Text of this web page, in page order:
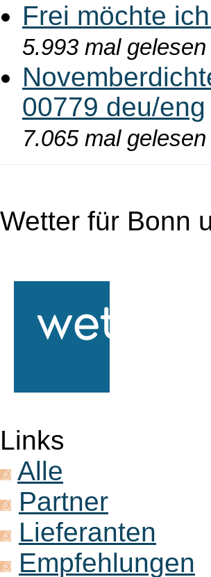
Frei möchte
5.993 mal gelesen
00779 deu/eng
7.065 mal gelesen
Wetter für Bonn
Links
Alle
Partner
Lieferanten
Empfehlungen